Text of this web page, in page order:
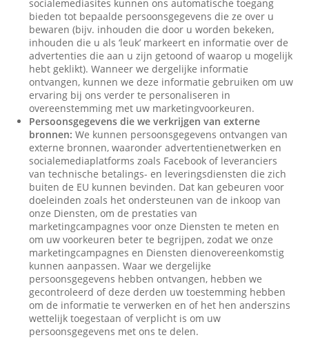
socialemediasites kunnen ons automatische toegang
bieden tot bepaalde persoonsgegevens die ze over u
bewaren (bijv. inhouden die door u worden bekeken,
inhouden die u als ‘leuk’ markeert en informatie over de
advertenties die aan u zijn getoond of waarop u mogelijk
hebt geklikt). Wanneer we dergelijke informatie
ontvangen, kunnen we deze informatie gebruiken om uw
ervaring bij ons verder te personaliseren in
overeenstemming met uw marketingvoorkeuren.
Persoonsgegevens die we verkrijgen van externe
bronnen: We kunnen persoonsgegevens ontvangen van
externe bronnen, waaronder advertentienetwerken en
socialemediaplatforms zoals Facebook of leveranciers
van technische betalings- en leveringsdiensten die zich
buiten de EU kunnen bevinden. Dat kan gebeuren voor
doeleinden zoals het ondersteunen van de inkoop van
onze Diensten, om de prestaties van
marketingcampagnes voor onze Diensten te meten en
om uw voorkeuren beter te begrijpen, zodat we onze
marketingcampagnes en Diensten dienovereenkomstig
kunnen aanpassen. Waar we dergelijke
persoonsgegevens hebben ontvangen, hebben we
gecontroleerd of deze derden uw toestemming hebben
om de informatie te verwerken en of het hen anderszins
wettelijk toegestaan of verplicht is om uw
persoonsgegevens met ons te delen.